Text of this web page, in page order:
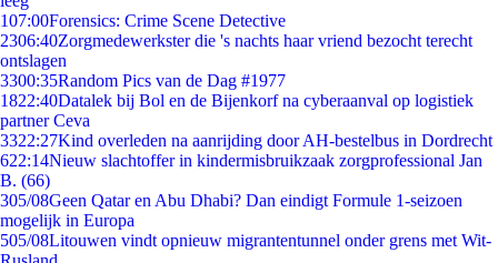
107:00Forensics: Crime Scene Detective
2306:40Zorgmedewerkster die 's nachts haar vriend bezocht terecht
ontslagen
3300:35Random Pics van de Dag #1977
1822:40Datalek bij Bol en de Bijenkorf na cyberaanval op logistiek
partner Ceva
3322:27Kind overleden na aanrijding door AH-bestelbus in Dordrecht
622:14Nieuw slachtoffer in kindermisbruikzaak zorgprofessional Jan
B. (66)
305/08Geen Qatar en Abu Dhabi? Dan eindigt Formule 1-seizoen
mogelijk in Europa
505/08Litouwen vindt opnieuw migrantentunnel onder grens met Wit-